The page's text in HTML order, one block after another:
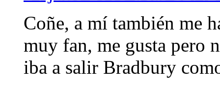
Coñe, a mí también me
muy fan, me gusta pero
iba a salir Bradbury